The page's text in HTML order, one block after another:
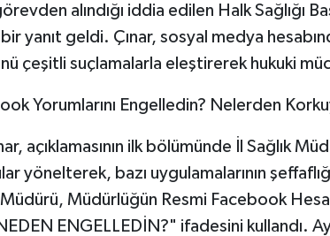
alındığı iddia edilen Halk Sağlığı
yanıt geldi. Çınar, sosyal medya
çeşitli suçlamalarla eleştirerek hukuki
Yorumlarını Engelledin? Nelerden
açıklamasının ilk bölümünde İl Sağlık
yönelterek, bazı uygulamalarının
Müdürü, Müdürlüğün Resmi Facebook
ENGELLEDİN?" ifadesini kullandı.